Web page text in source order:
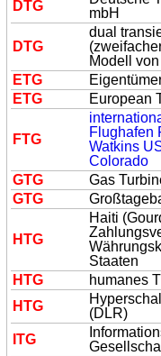
DTG
mbH
DTG
dual
Modell
ETG
ETG European
FTG
Flughafen
Watkins
Colorado
GTG Gas
GTG
HTG
Haiti
Staaten
HTG humanes
HTG
(DLR)
ITG